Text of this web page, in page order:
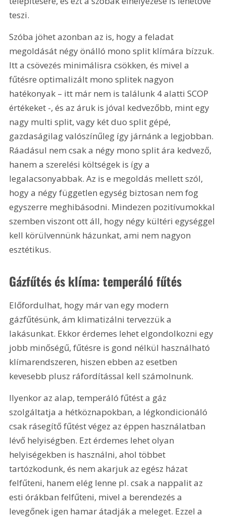
teszi.
Szóba jöhet azonban az is, hogy a feladat
megoldását négy önálló mono split klímára bízzuk.
Itt a csövezés minimálisra csökken, és mivel a
fűtésre optimalizált mono splitek nagyon
hatékonyak – itt már nem is találunk 4 alatti SCOP
értékeket -, és az áruk is jóval kedvezőbb, mint egy
nagy multi split, vagy két duo split gépé,
gazdaságilag valószínűleg így járnánk a legjobban.
Ráadásul nem csak a négy mono split ára kedvező,
hanem a szerelési költségek is így a
legalacsonyabbak. Az is e megoldás mellett szól,
hogy a négy független egység biztosan nem fog
egyszerre meghibásodni. Mindezen pozitívumokkal
szemben viszont ott áll, hogy négy kültéri egységgel
kell körülvennünk házunkat, ami nem nagyon
esztétikus.
Gázfűtés és klíma: temperáló fűtés
Előfordulhat, hogy már van egy modern
gázfűtésünk, ám klimatizálni tervezzük a
lakásunkat. Ekkor érdemes lehet elgondolkozni egy
jobb minőségű, fűtésre is gond nélkül használható
klímarendszeren, hiszen ebben az esetben
kevesebb plusz ráfordítással kell számolnunk.
Ilyenkor az alap, temperáló fűtést a gáz
szolgáltatja a hétköznapokban, a légkondicionáló
csak rásegítő fűtést végez az éppen használatban
lévő helyiségben. Ezt érdemes lehet olyan
helyiségekben is használni, ahol többet
tartózkodunk, és nem akarjuk az egész házat
felfűteni, hanem elég lenne pl. csak a nappalit az
esti órákban felfűteni, mivel a berendezés a
levegőnek igen hamar átadják a meleget. Ezzel a